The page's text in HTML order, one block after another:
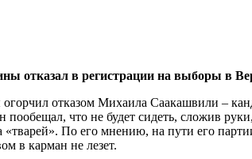
отказал в регистрации на выборы в
отказом Михаила Саакашвили –
что не будет сидеть, сложив
По его мнению, на пути его
в карман не лезет.